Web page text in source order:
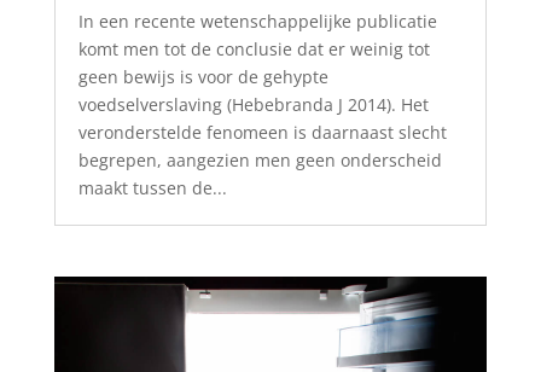
In een recente wetenschappelijke publicatie
komt men tot de conclusie dat er weinig tot
geen bewijs is voor de gehypte
voedselverslaving (Hebebranda J 2014). Het
veronderstelde fenomeen is daarnaast slecht
begrepen, aangezien men geen onderscheid
maakt tussen de...